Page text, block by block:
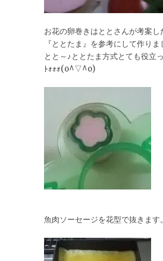
お花の卵巻きはととさんが考案し
『ととたま』を参考にして作りま
とと～♪ととたま方式とても役立
ﾄｫｫｫ(o^▽^o)
魚肉ソーセージを花型で抜きます。